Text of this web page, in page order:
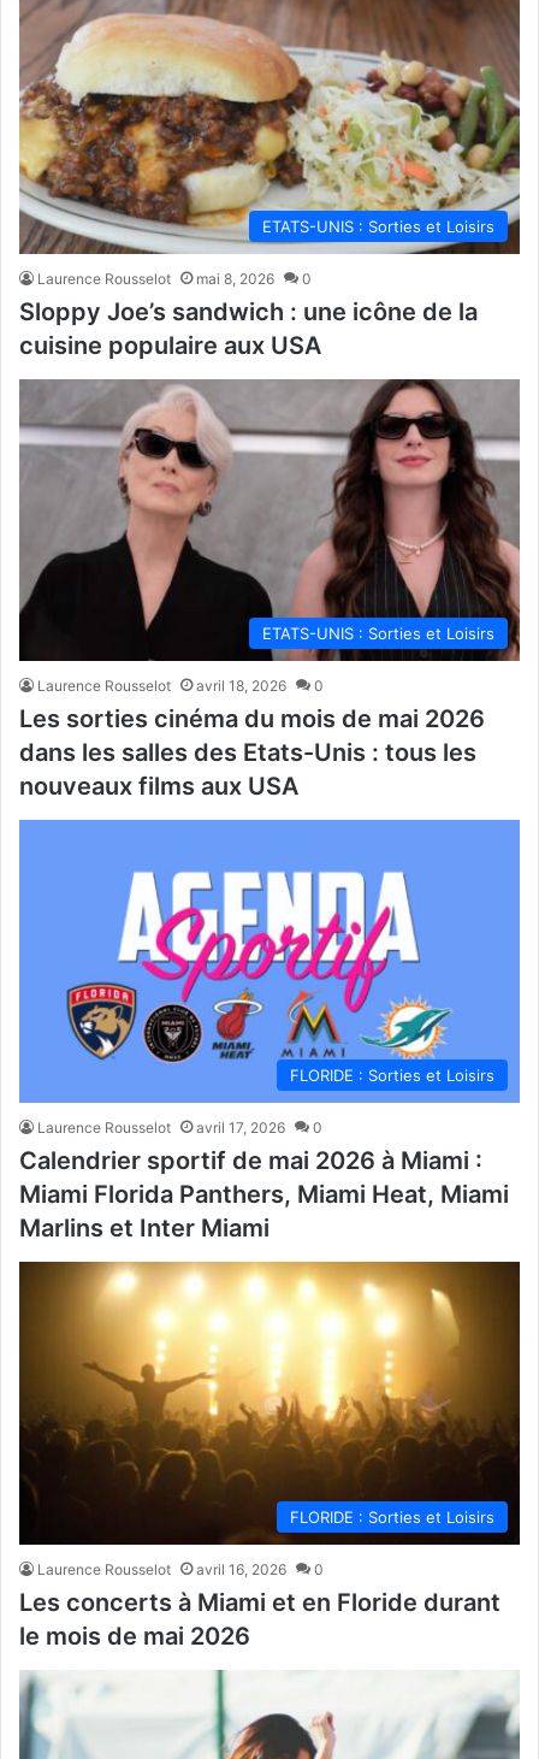
ETATS-UNIS : Sorties et Loisirs
Laurence Rousselot mai 8, 2026 0
Sloppy Joe’s sandwich : une icône de la
cuisine populaire aux USA
ETATS-UNIS : Sorties et Loisirs
Laurence Rousselot avril 18, 2026 0
Les sorties cinéma du mois de mai 2026
dans les salles des Etats-Unis : tous les
nouveaux films aux USA
FLORIDE : Sorties et Loisirs
Laurence Rousselot avril 17, 2026 0
Calendrier sportif de mai 2026 à Miami :
Miami Florida Panthers, Miami Heat, Miami
Marlins et Inter Miami
FLORIDE : Sorties et Loisirs
Laurence Rousselot avril 16, 2026 0
Les concerts à Miami et en Floride durant
le mois de mai 2026